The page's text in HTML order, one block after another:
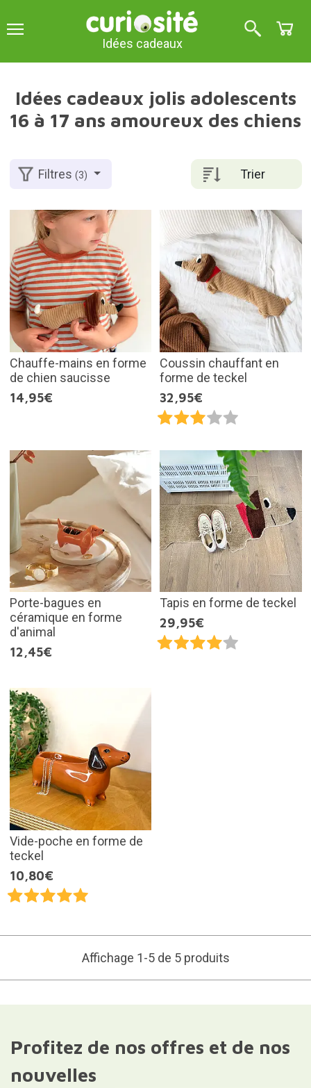
Idées cadeaux
Idées cadeaux jolis adolescents
16 à 17 ans amoureux des chiens
Trier
Filtres(3)
Chauffe-mains en forme
de chien saucisse
14,95€
Coussin chauffant en
forme de teckel
32,95€
Porte-bagues en
céramique en forme
d'animal
12,45€
Tapis en forme de teckel
29,95€
Vide-poche en forme de
teckel
10,80€
Affichage 1-5 de 5 produits
Profitez de nos offres et de nos
nouvelles